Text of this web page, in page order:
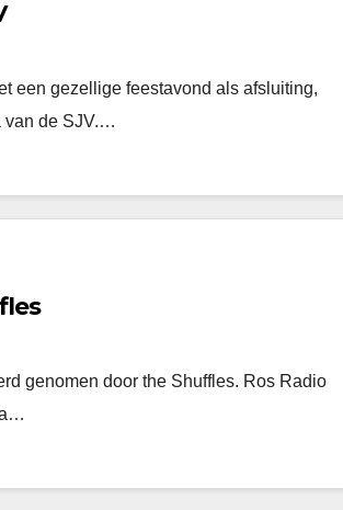
een gezellige feestavond als afsluiting,
van de SJV.…
genomen door the Shuffles. Ros Radio